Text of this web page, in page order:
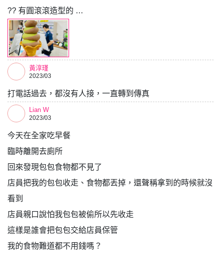
?? 有圓滾滾造型的 …
黃淳瑾
2023/03
打電話過去，都沒有人接，一直轉到傳真
Lian W
2023/03
今天在全家吃早餐
臨時離開去廁所
回來發現包包食物都不見了
店員把我的包包收走、食物都丟掉，還聲稱拿到的時候就沒
看到
店員親口說怕我包包被偷所以先收走
這樣是誰會把包包交給店員保管
我的食物難道都不用錢嗎？